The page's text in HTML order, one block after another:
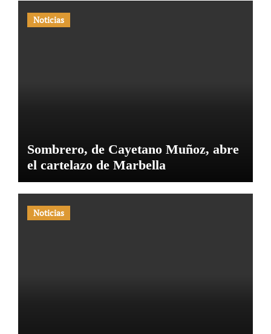
Noticias
Sombrero, de Cayetano Muñoz, abre
el cartelazo de Marbella
Noticias